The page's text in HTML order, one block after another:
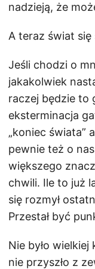
nadzieją, że
A teraz świat się
Jeśli chodzi o
jakakolwiek
raczej będzie to
eksterminacja
„koniec świata”
pewnie też o
większego
chwili. Ile to już
się rozmył
Przestał być
Nie było
nie przyszło z